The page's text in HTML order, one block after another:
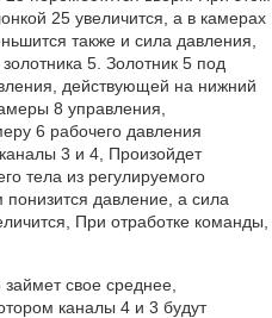
25 увеличится, а в камерах
также и сила давления,
5. Золотник 5 под
действующей на нижний
8 управления,
6 рабочего давления
3 и 4, Произойдет
тела из регулируемого
понизится давление, а сила
При отработке команды,
свое среднее,
каналы 4 и 3 будут